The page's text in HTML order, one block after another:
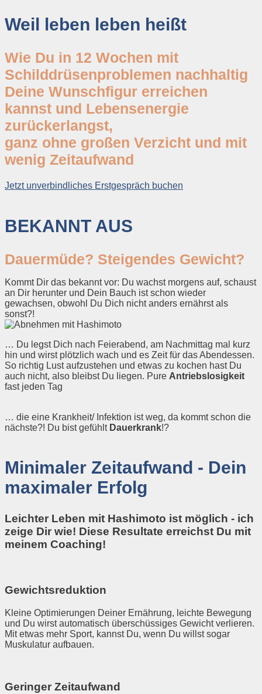
Weil leben leben heißt
Wie Du in 12 Wochen mit
Schilddrüsenproblemen nachhaltig
Deine Wunschfigur erreichen
kannst und Lebensenergie
zurückerlangst,
ganz ohne großen Verzicht und mit
wenig Zeitaufwand
Jetzt unverbindliches Erstgespräch buchen
BEKANNT AUS
Dauermüde? Steigendes Gewicht?
Kommt Dir das bekannt vor: Du wachst morgens auf, schaust
an Dir herunter und Dein Bauch ist schon wieder
gewachsen, obwohl Du Dich nicht anders ernährst als
sonst?!
… Du legst Dich nach Feierabend, am Nachmittag mal kurz
hin und wirst plötzlich wach und es Zeit für das Abendessen.
So richtig Lust aufzustehen und etwas zu kochen hast Du
auch nicht, also bleibst Du liegen. Pure Antriebslosigkeit
fast jeden Tag
… die eine Krankheit/ Infektion ist weg, da kommt schon die
nächste?! Du bist gefühlt Dauerkrank!?
Minimaler Zeitaufwand - Dein
maximaler Erfolg
Leichter Leben mit Hashimoto ist möglich - ich
zeige Dir wie! Diese Resultate erreichst Du mit
meinem Coaching!
Gewichtsreduktion
Kleine Optimierungen Deiner Ernährung, leichte Bewegung
und Du wirst automatisch überschüssiges Gewicht verlieren.
Mit etwas mehr Sport, kannst Du, wenn Du willst sogar
Muskulatur aufbauen.
Geringer Zeitaufwand